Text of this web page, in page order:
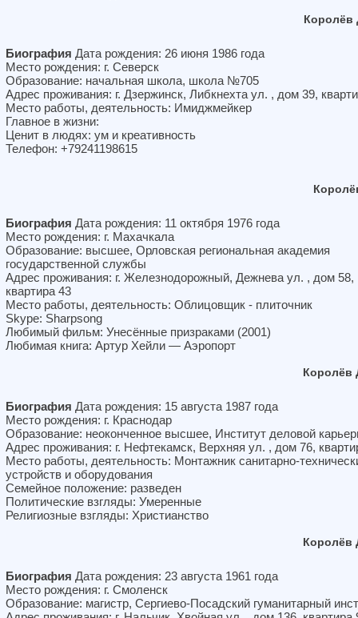
Королёв
Биография Дата рождения: 26 июня 1986 года
Место рождения: г. Северск
Образование: начальная школа, школа №705
Адрес проживания: г. Дзержинск, Либкнехта ул. , дом 39,
Место работы, деятельность: Имиджмейкер
Главное в жизни:
Ценит в людях: ум и креативность
Телефон: +79241198615
Биография Дата рождения: 11 октября 1976 года
Место рождения: г. Махачкала
Образование: высшее, Орловская региональная академия
государственной службы
Адрес проживания: г. Железнодорожный, Дежнева ул. , дом 58,
квартира 43
Место работы, деятельность: Облицовщик - плиточник
Skype: Sharpsong
Любимый фильм: Унесённые призраками (2001)
Любимая книга: Артур Хейли — Аэропорт
Королёв
Биография Дата рождения: 15 августа 1987 года
Место рождения: г. Краснодар
Образование: неоконченное высшее, Институт деловой
Адрес проживания: г. Нефтекамск, Верхняя ул. , дом 76,
Место работы, деятельность: Монтажник санитарно-
устройств и оборудования
Семейное положение: разведен
Политические взгляды: Умеренные
Религиозные взгляды: Христианство
Королёв
Биография Дата рождения: 23 августа 1961 года
Место рождения: г. Смоленск
Образование: магистр, Сергиево-Посадский гуманитарный